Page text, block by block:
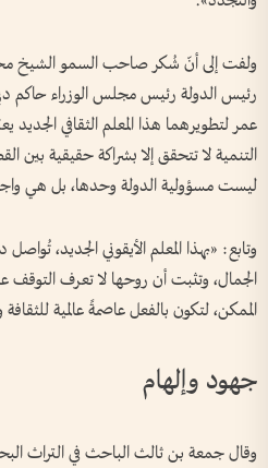
ولفت إلى أنّ شُكر صاحب السمو الشيخ
رئيس الدولة رئيس مجلس الوزراء حاكم
عمر لتطويرهما هذا المعلم الثقافي الجديد
التنمية لا تتحقق إلا بشراكة حقيقية بين
ليست مسؤولية الدولة وحدها، بل هي
وتابع: «بهذا المعلم الأيقوني الجديد،
الجمال، وتثبت أن روحها لا تعرف التوقف
الممكن، لتكون بالفعل عاصمةً عالمية للثقافة
جهود وإلهام
وقال جمعة بن ثالث الباحث في التراث